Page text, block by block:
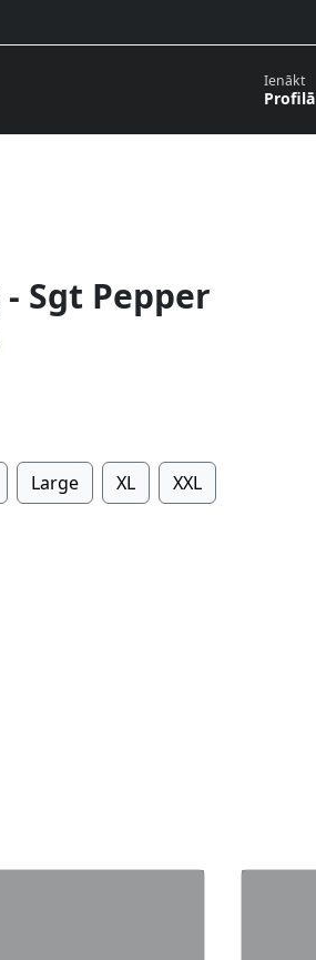
Ienākt
Profilā
- Sgt Pepper
Large XL XXL